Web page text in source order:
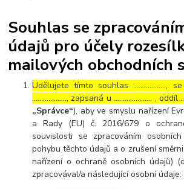
Souhlas se
údajů pro účely
mailových obchodních
Udělujete tímto souhlas ……………...,
………………., zapsaná u ………………… , oddíl
„Správce“), aby ve smyslu nařízení
a Rady (EU) č. 2016/679 o
souvislosti se zpracováním
pohybu těchto údajů a o zrušení
nařízení o ochraně osobních údajů)
zpracovával/a následující osobní údaje: